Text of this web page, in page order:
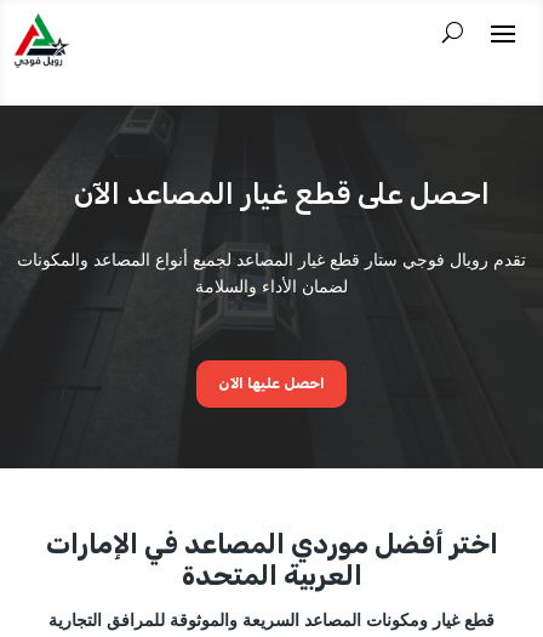
احصل على قطع غيار المصاعد الآن
تقدم رويال فوجي ستار قطع غيار المصاعد لجميع أنواع المصاعد والمكونات
لضمان الأداء والسلامة
احصل عليها الآن
اختر أفضل موردي المصاعد في الإمارات
العربية المتحدة
قطع غيار ومكونات المصاعد السريعة والموثوقة للمرافق التجارية